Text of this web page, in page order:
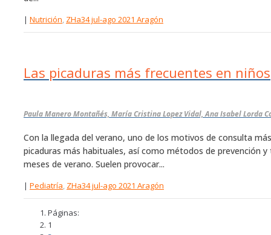
| Nutrición, ZHa34 jul-ago 2021 Aragón
Las picaduras más frecuentes en niños
Paula Manero Montañés, María Cristina Lopez Vidal, Ana Isabel Lorda
Con la llegada del verano, uno de los motivos de consulta
picaduras más habituales, así como métodos de prevención
meses de verano. Suelen provocar...
| Pediatría, ZHa34 jul-ago 2021 Aragón
Páginas:
1